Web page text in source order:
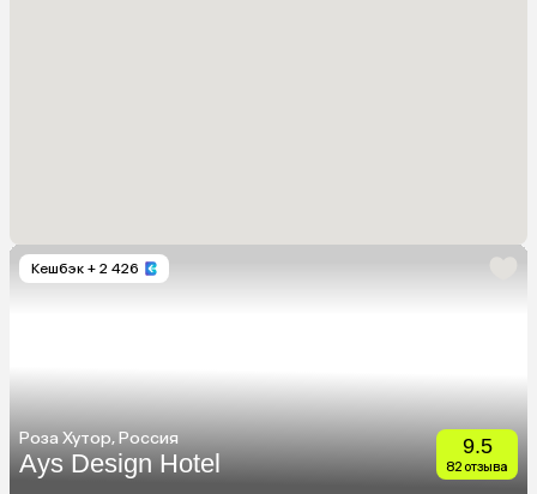
Кешбэк + 2 426
Роза Хутор, Россия
Ays Design Hotel
9.5
82 отзыва